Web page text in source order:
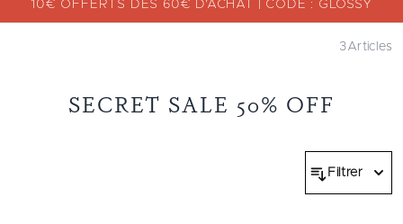
10€ OFFERTS DÈS 60€ D’ACHAT | CODE : GLOSSY
3Articles
SECRET SALE 50% OFF
Filtrer